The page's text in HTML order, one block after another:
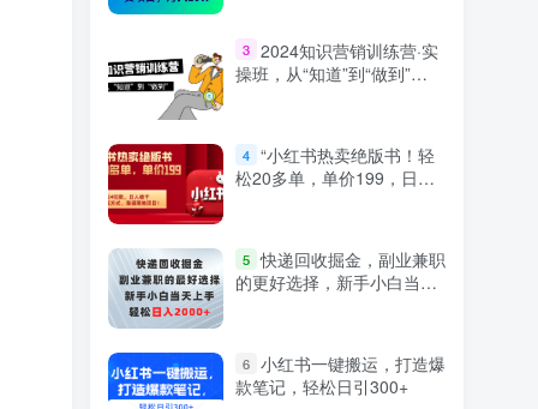
3 2024知识营销训练营·实
操班，从“知道”到“做到”
4 “小红书热卖绝版书！轻
松20多单，单价199，日入
5 快递回收掘金，副业兼职
的更好选择，新手小白当天
6 小红书一键搬运，打造爆
款笔记，轻松日引300+